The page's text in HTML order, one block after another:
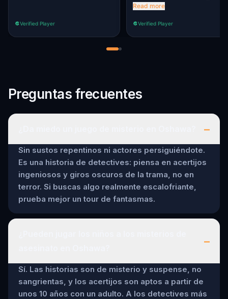
Verified Player
a active and fresh air. :) this
recommend this for families
with younger kids.
Read more
Verified Player
Preguntas frecuentes
–
Sin sustos repentinos ni actores persiguiéndote.
Es una historia de detectives: piensa en acertijos
ingeniosos y giros oscuros de la trama, no en
terror. Si buscas algo realmente escalofriante,
prueba mejor un tour de fantasmas.
–
Sí. Las historias son de misterio y suspense, no
sangrientas, y los acertijos son aptos a partir de
unos 10 años con un adulto. A los detectives más